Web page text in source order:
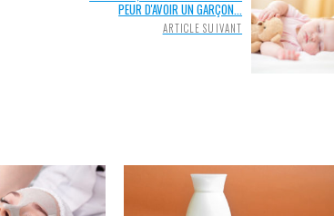
PEUR D'AVOIR UN GARÇON...
ARTICLE SUIVANT